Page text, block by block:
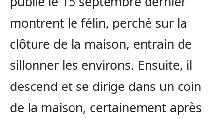
montrent le félin, perché sur la
clôture de la maison, entrain de
sillonner les environs. Ensuite, il
descend et se dirige dans un coin
de la maison, certainement après